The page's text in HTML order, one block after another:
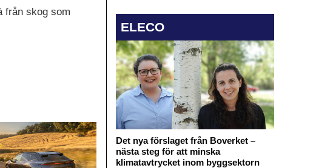
från skog som
ELECO
Det nya förslaget från Boverket –
nästa steg för att minska
klimatavtrycket inom byggsektorn